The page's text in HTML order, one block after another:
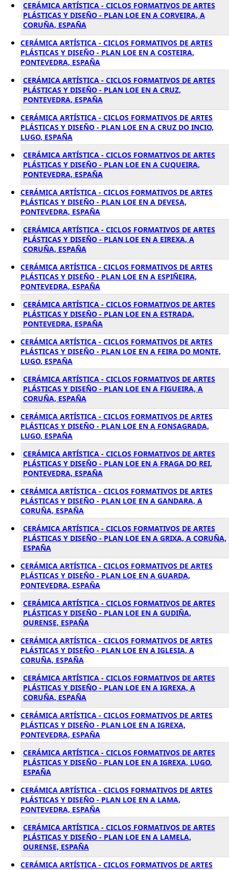
CERÁMICA ARTÍSTICA - CICLOS FORMATIVOS DE ARTES
PLÁSTICAS Y DISEÑO - PLAN LOE EN A CORVEIRA, A
CORUÑA, ESPAÑA
CERÁMICA ARTÍSTICA - CICLOS FORMATIVOS DE ARTES
PLÁSTICAS Y DISEÑO - PLAN LOE EN A COSTEIRA,
PONTEVEDRA, ESPAÑA
CERÁMICA ARTÍSTICA - CICLOS FORMATIVOS DE ARTES
PLÁSTICAS Y DISEÑO - PLAN LOE EN A CRUZ,
PONTEVEDRA, ESPAÑA
CERÁMICA ARTÍSTICA - CICLOS FORMATIVOS DE ARTES
PLÁSTICAS Y DISEÑO - PLAN LOE EN A CRUZ DO INCIO,
LUGO, ESPAÑA
CERÁMICA ARTÍSTICA - CICLOS FORMATIVOS DE ARTES
PLÁSTICAS Y DISEÑO - PLAN LOE EN A CUQUEIRA,
PONTEVEDRA, ESPAÑA
CERÁMICA ARTÍSTICA - CICLOS FORMATIVOS DE ARTES
PLÁSTICAS Y DISEÑO - PLAN LOE EN A DEVESA,
PONTEVEDRA, ESPAÑA
CERÁMICA ARTÍSTICA - CICLOS FORMATIVOS DE ARTES
PLÁSTICAS Y DISEÑO - PLAN LOE EN A EIREXA, A
CORUÑA, ESPAÑA
CERÁMICA ARTÍSTICA - CICLOS FORMATIVOS DE ARTES
PLÁSTICAS Y DISEÑO - PLAN LOE EN A ESPIÑEIRA,
PONTEVEDRA, ESPAÑA
CERÁMICA ARTÍSTICA - CICLOS FORMATIVOS DE ARTES
PLÁSTICAS Y DISEÑO - PLAN LOE EN A ESTRADA,
PONTEVEDRA, ESPAÑA
CERÁMICA ARTÍSTICA - CICLOS FORMATIVOS DE ARTES
PLÁSTICAS Y DISEÑO - PLAN LOE EN A FEIRA DO MONTE,
LUGO, ESPAÑA
CERÁMICA ARTÍSTICA - CICLOS FORMATIVOS DE ARTES
PLÁSTICAS Y DISEÑO - PLAN LOE EN A FIGUEIRA, A
CORUÑA, ESPAÑA
CERÁMICA ARTÍSTICA - CICLOS FORMATIVOS DE ARTES
PLÁSTICAS Y DISEÑO - PLAN LOE EN A FONSAGRADA,
LUGO, ESPAÑA
CERÁMICA ARTÍSTICA - CICLOS FORMATIVOS DE ARTES
PLÁSTICAS Y DISEÑO - PLAN LOE EN A FRAGA DO REI,
PONTEVEDRA, ESPAÑA
CERÁMICA ARTÍSTICA - CICLOS FORMATIVOS DE ARTES
PLÁSTICAS Y DISEÑO - PLAN LOE EN A GANDARA, A
CORUÑA, ESPAÑA
CERÁMICA ARTÍSTICA - CICLOS FORMATIVOS DE ARTES
PLÁSTICAS Y DISEÑO - PLAN LOE EN A GRIXA, A CORUÑA,
ESPAÑA
CERÁMICA ARTÍSTICA - CICLOS FORMATIVOS DE ARTES
PLÁSTICAS Y DISEÑO - PLAN LOE EN A GUARDA,
PONTEVEDRA, ESPAÑA
CERÁMICA ARTÍSTICA - CICLOS FORMATIVOS DE ARTES
PLÁSTICAS Y DISEÑO - PLAN LOE EN A GUDIÑA,
OURENSE, ESPAÑA
CERÁMICA ARTÍSTICA - CICLOS FORMATIVOS DE ARTES
PLÁSTICAS Y DISEÑO - PLAN LOE EN A IGLESIA, A
CORUÑA, ESPAÑA
CERÁMICA ARTÍSTICA - CICLOS FORMATIVOS DE ARTES
PLÁSTICAS Y DISEÑO - PLAN LOE EN A IGREXA, A
CORUÑA, ESPAÑA
CERÁMICA ARTÍSTICA - CICLOS FORMATIVOS DE ARTES
PLÁSTICAS Y DISEÑO - PLAN LOE EN A IGREXA,
PONTEVEDRA, ESPAÑA
CERÁMICA ARTÍSTICA - CICLOS FORMATIVOS DE ARTES
PLÁSTICAS Y DISEÑO - PLAN LOE EN A IGREXA, LUGO,
ESPAÑA
CERÁMICA ARTÍSTICA - CICLOS FORMATIVOS DE ARTES
PLÁSTICAS Y DISEÑO - PLAN LOE EN A LAMA,
PONTEVEDRA, ESPAÑA
CERÁMICA ARTÍSTICA - CICLOS FORMATIVOS DE ARTES
PLÁSTICAS Y DISEÑO - PLAN LOE EN A LAMELA,
OURENSE, ESPAÑA
CERÁMICA ARTÍSTICA - CICLOS FORMATIVOS DE ARTES